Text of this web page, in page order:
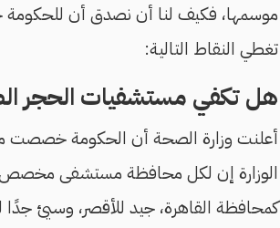
موسمها، فكيف لنا أن نصدق أن
تغطي النقاط التالية:
هل تكفي مستشفيات الحجر
أعلنت وزارة الصحة أن الحكومة خصصت
الوزارة إن لكل محافظة مستشفى مخصص
كمحافظة القاهرة، جيد للأقصر، وسيئ جدًا